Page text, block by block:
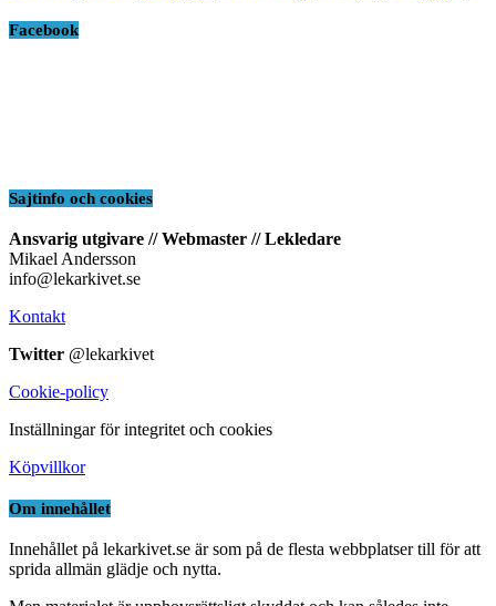
Facebook
Sajtinfo och cookies
Ansvarig utgivare // Webmaster // Lekledare
Mikael Andersson
info@lekarkivet.se
Kontakt
Twitter @lekarkivet
Cookie-policy
Inställningar för integritet och cookies
Köpvillkor
Om innehållet
Innehållet på lekarkivet.se är som på de flesta webbplatser till för att
sprida allmän glädje och nytta.